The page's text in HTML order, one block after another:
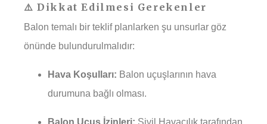
⚠️ Dikkat Edilmesi Gerekenler
Balon temalı bir teklif planlarken şu unsurlar göz
önünde bulundurulmalıdır:
Hava Koşulları: Balon uçuşlarının hava
durumuna bağlı olması.
Balon Uçuş İzinleri: Sivil Havacılık tarafından